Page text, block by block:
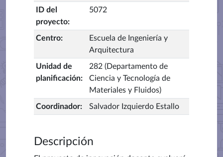
ID del
proyecto:
5072
Centro:
Escuela de Ingeniería y
Arquitectura
Unidad de
planificación:
282 (Departamento de
Ciencia y Tecnología de
Materiales y Fluidos)
Coordinador: Salvador Izquierdo Estallo
Descripción